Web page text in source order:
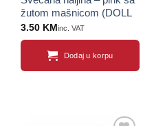
žutom mašnicom (DOLL
COLLECTION)
3.50 KM inc. VAT
Dodaj u korpu